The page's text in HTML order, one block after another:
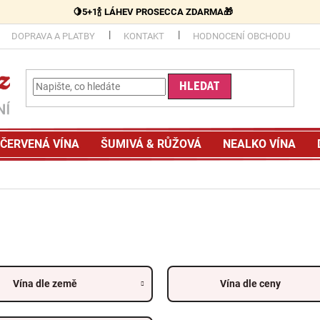
🍋5+1🍾 LÁHEV PROSECCA ZDARMA🎁
DOPRAVA A PLATBY KONTAKT HODNOCENÍ OBCHODU
HLEDAT
ČERVENÁ VÍNA ŠUMIVÁ & RŮŽOVÁ NEALKO VÍNA
Vína dle země Vína dle ceny